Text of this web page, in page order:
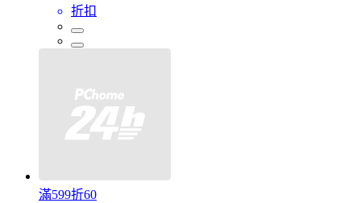
折扣
滿599折60